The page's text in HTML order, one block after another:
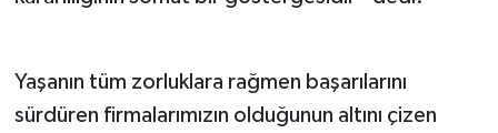
Yaşanın tüm zorluklara rağmen başarılarını
sürdüren firmalarımızın olduğunun altını çizen